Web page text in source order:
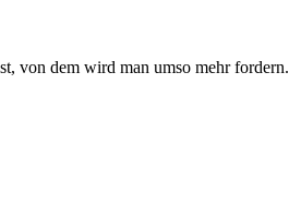
von dem wird man umso mehr fordern.